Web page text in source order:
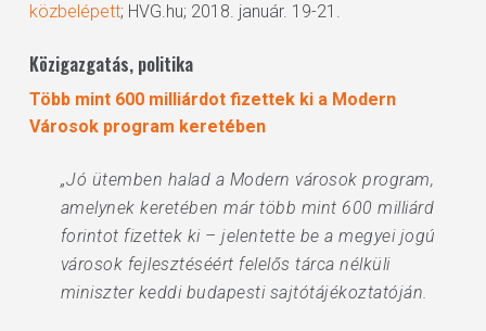
közbelépett; HVG.hu; 2018. január. 19-21.
Közigazgatás, politika
Több mint 600 milliárdot fizettek ki a Modern
Városok program keretében
„Jó ütemben halad a Modern városok program,
amelynek keretében már több mint 600 milliárd
forintot fizettek ki – jelentette be a megyei jogú
városok fejlesztéséért felelős tárca nélküli
miniszter keddi budapesti sajtótájékoztatóján.